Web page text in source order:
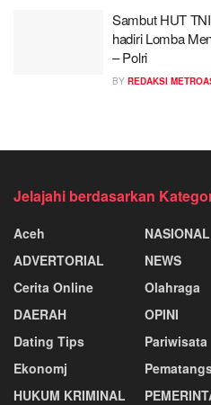
Sambut HUT
hadiri Lomba
– Polri
BY REDAKSI
Jelajahi berdasarkan
Aceh
ADVERTORIAL
Cerita Online
DAERAH
Dating Tips
Ekonomj
HUKUM KRIMINAL
NASIONAL
NEWS
Olahraga
OPINI
Pariwisata